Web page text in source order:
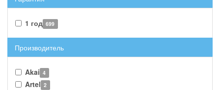
1 год 699
Производитель
Akai 4
Artel 2